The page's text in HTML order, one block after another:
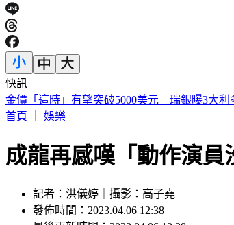
快訊
金價「這時」有望突破5000美元 瑞銀曝3大利
首頁
娛樂
成龍再感嘆「動作演
記者：洪儀婷｜攝影：高子堯
發佈時間：2023.04.06 12:38